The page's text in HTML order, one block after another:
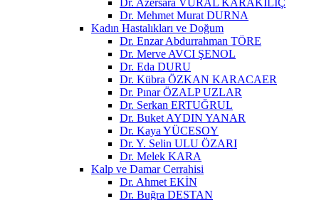
Dr. Mehmet Murat DURNA
Kadın Hastalıkları ve Doğum
Dr. Enzar Abdurrahman TÖRE
Dr. Merve AVCI ŞENOL
Dr. Eda DURU
Dr. Kübra ÖZKAN KARACAER
Dr. Pınar ÖZALP UZLAR
Dr. Serkan ERTUĞRUL
Dr. Buket AYDIN YANAR
Dr. Kaya YÜCESOY
Dr. Y. Selin ULU ÖZARI
Dr. Melek KARA
Kalp ve Damar Cerrahisi
Dr. Ahmet EKİN
Dr. Buğra DESTAN